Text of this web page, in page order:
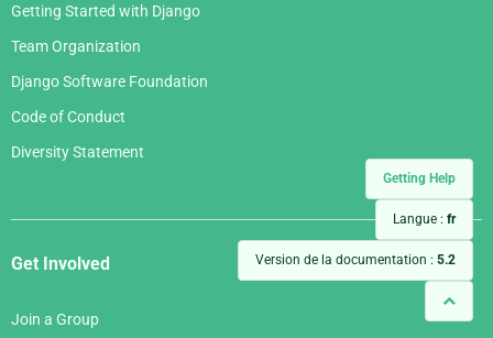
Getting Help
Langue : fr
Version de la documentation : 5.2
Getting Started with Django
Team Organization
Django Software Foundation
Code of Conduct
Diversity Statement
Get Involved
Join a Group